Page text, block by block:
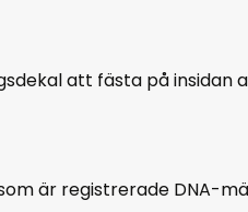
att fästa på
är registrerade DNA-